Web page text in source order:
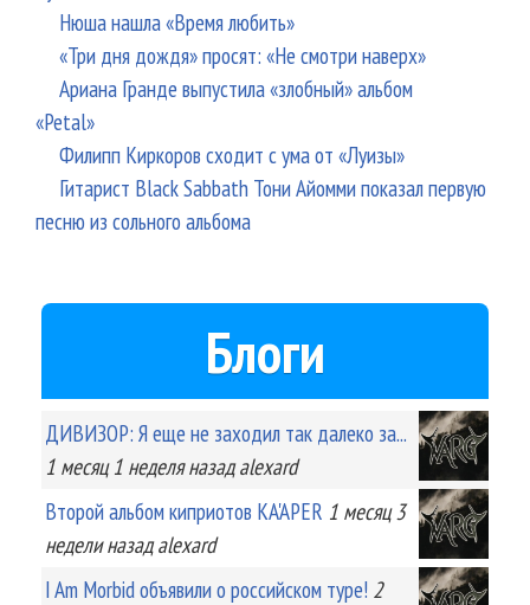
Нюша нашла «Время любить»
«Три дня дождя» просят: «Не смотри наверх»
Ариана Гранде выпустила «злобный» альбом
«Petal»
Филипп Киркоров сходит с ума от «Луизы»
Гитарист Black Sabbath Тони Айомми показал первую
песню из сольного альбома
Блоги
ДИВИЗОР: Я еще не заходил так далеко за...
1 месяц 1 неделяназад alexard
Второй альбом киприотов KA'APER 1 месяц 3
неделиназад alexard
I Am Morbid объявили о российском туре! 2